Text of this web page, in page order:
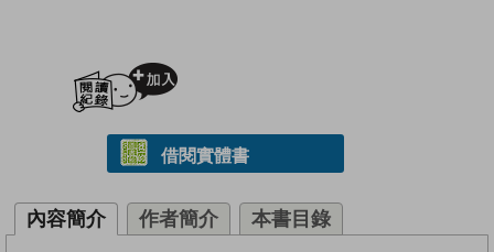
借閱實體書
內容簡介 作者簡介 本書目錄